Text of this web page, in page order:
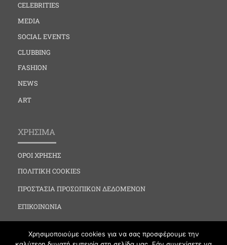
CELEBRITIES
MEDIA
SOCIAL EVENTS
CLUBBING
FASHION
NEWS
ART
ΧΡΗΣΙΜΑ
ΟΡΟΙ ΧΡΗΣΗΣ
ΠΟΛΙΤΙΚΗ COOKIES
ΠΡΟΣΤΑΣΙΑ ΠΡΟΣΩΠΙΚΩΝ ΔΕΔΟΜΕΝΩΝ
ΕΠΙΚΟΙΝΩΝΙΑ
Χρησιμοποιούμε cookies για να σας προσφέρουμε την